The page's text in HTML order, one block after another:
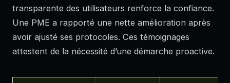
transparente des utilisateurs renforce la confiance.
Une PME a rapporté une nette amélioration après
avoir ajusté ses protocoles. Ces témoignages
attestent de la nécessité d’une démarche proactive.